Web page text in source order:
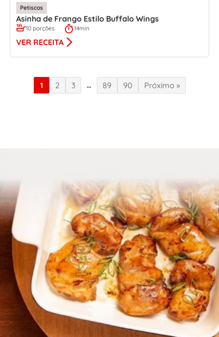
Petiscos
Asinha de Frango Estilo Buffalo Wings
10 porções 14min
VER RECEITA
1 2 3 … 89 90 Próximo »